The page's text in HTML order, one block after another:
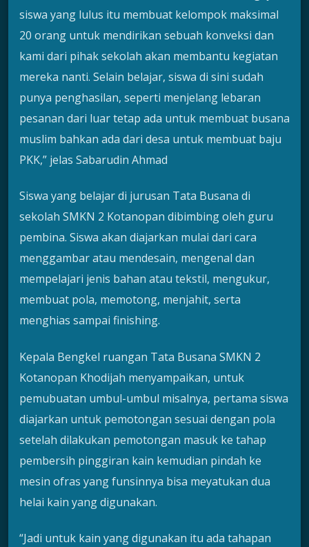
siswa yang lulus itu membuat kelompok maksimal
20 orang untuk mendirikan sebuah konveksi dan
kami dari pihak sekolah akan membantu kegiatan
mereka nanti. Selain belajar, siswa di sini sudah
punya penghasilan, seperti menjelang lebaran
pesanan dari luar tetap ada untuk membuat busana
muslim bahkan ada dari desa untuk membuat baju
PKK,” jelas Sabarudin Ahmad
Siswa yang belajar di jurusan Tata Busana di
sekolah SMKN 2 Kotanopan dibimbing oleh guru
pembina. Siswa akan diajarkan mulai dari cara
menggambar atau mendesain, mengenal dan
mempelajari jenis bahan atau tekstil, mengukur,
membuat pola, memotong, menjahit, serta
menghias sampai finishing.
Kepala Bengkel ruangan Tata Busana SMKN 2
Kotanopan Khodijah menyampaikan, untuk
pemubuatan umbul-umbul misalnya, pertama siswa
diajarkan untuk pemotongan sesuai dengan pola
setelah dilakukan pemotongan masuk ke tahap
pembersih pinggiran kain kemudian pindah ke
mesin ofras yang funsinnya bisa meyatukan dua
helai kain yang digunakan.
“Jadi untuk kain yang digunakan itu ada tahapan